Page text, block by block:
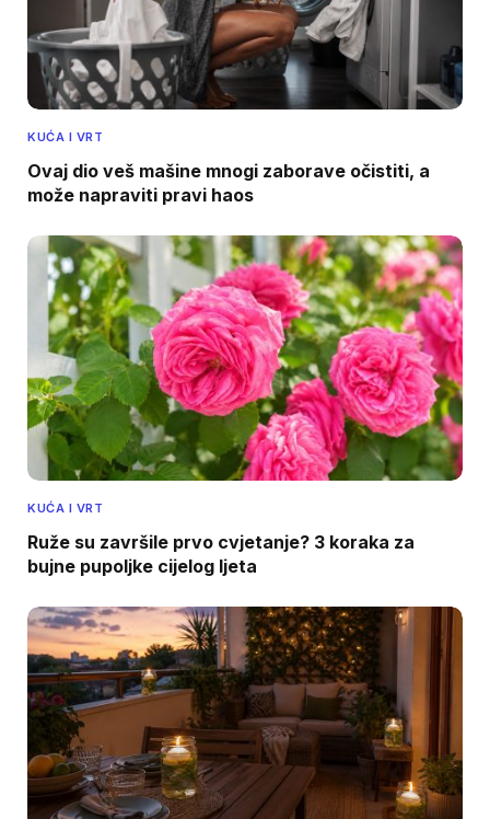
KUĆA I VRT
Ovaj dio veš mašine mnogi zaborave očistiti, a
može napraviti pravi haos
KUĆA I VRT
Ruže su završile prvo cvjetanje? 3 koraka za
bujne pupoljke cijelog ljeta